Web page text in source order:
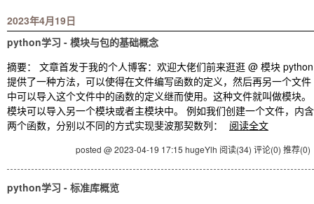
2023年4月19日
python学习 - 模块与包的基础概念
摘要： 文章首发于我的个人博客：欢迎大佬们前来逛逛 @ 模块 python
提供了一种方法，可以使得在文件编写函数的定义，然后再另一个文件
中可以导入这个文件中的函数的定义继而使用。这种文件就叫做模块。
模块可以导入另一个模块或者主模块中。 例如我们创建一个文件，内含
两个函数，分别以不同的方式实现斐波那契数列：
阅读全文
posted @ 2023-04-19 17:15 hugeYlh 阅读(34) 评论(0) 推荐(0)
python学习 - 标准库概览